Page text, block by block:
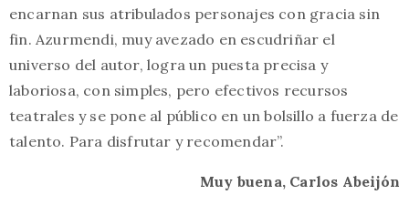
encarnan sus atribulados personajes con gracia sin
fin. Azurmendi, muy avezado en escudriñar el
universo del autor, logra un puesta precisa y
laboriosa, con simples, pero efectivos recursos
teatrales y se pone al público en un bolsillo a fuerza de
talento. Para disfrutar y recomendar”.
Muy buena, Carlos Abeijón